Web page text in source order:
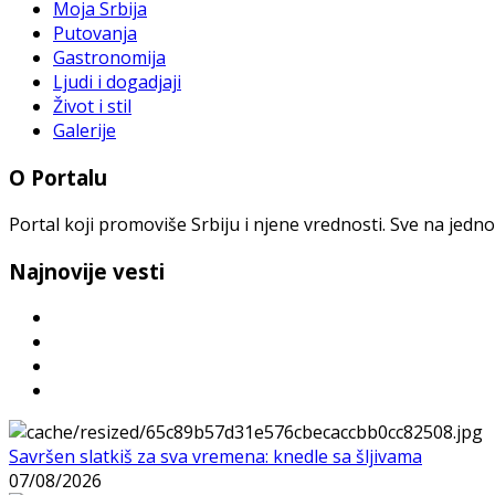
Moja Srbija
Putovanja
Gastronomija
Ljudi i dogadjaji
Život i stil
Galerije
O Portalu
Portal koji promoviše Srbiju i njene vrednosti. Sve na
Najnovije vesti
Savršen slatkiš za sva vremena: knedle sa šljivama
07/08/2026